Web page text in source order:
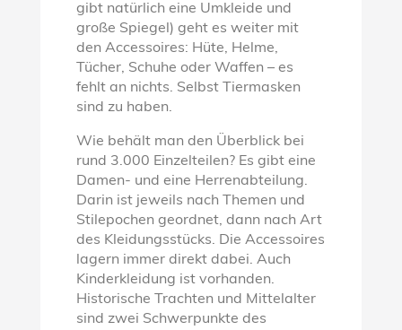
gibt natürlich eine Umkleide und
große Spiegel) geht es weiter mit
den Accessoires: Hüte, Helme,
Tücher, Schuhe oder Waffen – es
fehlt an nichts. Selbst Tiermasken
sind zu haben.
Wie behält man den Überblick bei
rund 3.000 Einzelteilen? Es gibt eine
Damen- und eine Herrenabteilung.
Darin ist jeweils nach Themen und
Stilepochen geordnet, dann nach Art
des Kleidungsstücks. Die Accessoires
lagern immer direkt dabei. Auch
Kinderkleidung ist vorhanden.
Historische Trachten und Mittelalter
sind zwei Schwerpunkte des